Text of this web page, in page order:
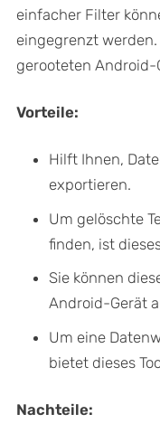
einfacher Filter
eingegrenzt
gerooteten Android-
Vorteile:
Hilft Ihnen,
exportieren.
Um gelöschte
finden, ist
Sie können
Android-Gerät
Um eine
bietet dieses
Nachteile: